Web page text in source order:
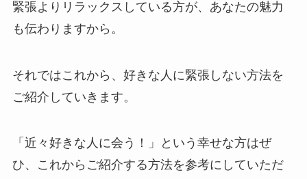
緊張よりリラックスしている方が、あなたの魅力
も伝わりますから。
それではこれから、好きな人に緊張しない方法を
ご紹介していきます。
「近々好きな人に会う！」という幸せな方はぜ
ひ、これからご紹介する方法を参考にしていただ